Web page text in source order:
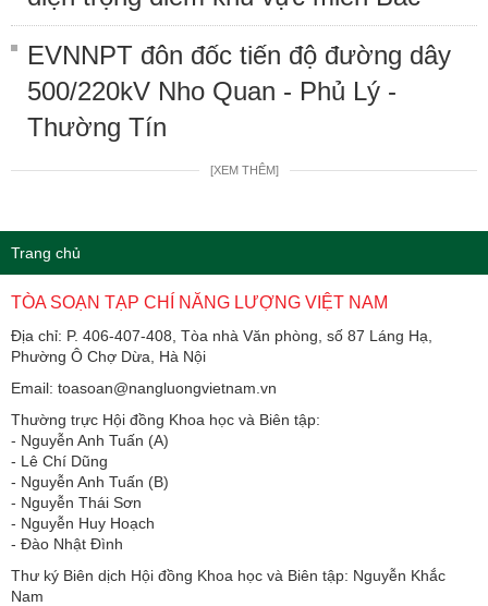
EVNNPT đôn đốc tiến độ đường dây
500/220kV Nho Quan - Phủ Lý -
Thường Tín
[XEM THÊM]
Trang chủ
TÒA SOẠN TẠP CHÍ NĂNG LƯỢNG VIỆT NAM
Địa chỉ: P. 406-407-408, Tòa nhà Văn phòng, số 87 Láng Hạ,
Phường Ô Chợ Dừa, Hà Nội
Email: toasoan@nangluongvietnam.vn
Thường trực Hội đồng Khoa học và Biên tập:
​​​​​​- Nguyễn Anh Tuấn (A)
- Lê Chí Dũng
- Nguyễn Anh Tuấn (B)
- Nguyễn Thái Sơn
- Nguyễn Huy Hoạch
- Đào Nhật Đình
Thư ký Biên dịch Hội đồng Khoa học và Biên tập: Nguyễn Khắc
Nam